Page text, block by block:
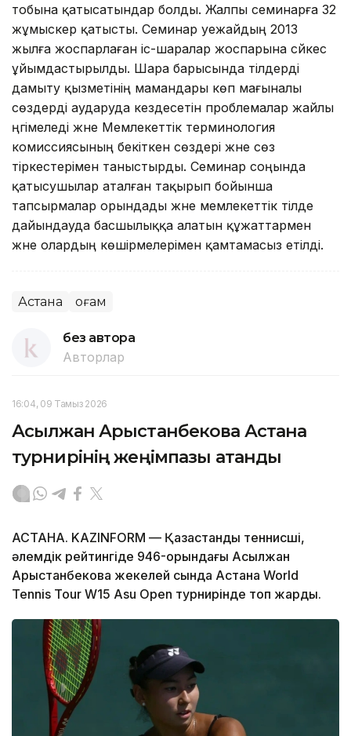
тобына қатысатындар болды. Жалпы семинарға 32
жұмыскер қатысты. Семинар әуежайдың 2013
жылға жоспарлаған іс-шаралар жоспарына сәйкес
ұйымдастырылды. Шара барысында тілдерді
дамыту қызметінің мамандары көп мағыналы
сөздерді аударуда кездесетін проблемалар жайлы
әңгімеледі және Мемлекеттік терминология
комиссиясының бекіткен сөздері және сөз
тіркестерімен таныстырды. Семинар соңында
қатысушылар аталған тақырып бойынша
тапсырмалар орындады және мемлекеттік тілде
дайындауда басшылыққа алатын құжаттармен
және олардың көшірмелерімен қамтамасыз етілді.
Астана Қоғам
без автора
Авторлар
16:04, 09 Тамыз 2026
Асылжан Арыстанбекова Астана
турнирінің жеңімпазы атанды
АСТАНА. KAZINFORM — Қазақстандық теннисші,
әлемдік рейтингіде 946-орындағы Асылжан
Арыстанбекова жекелей сында Астана World
Tennis Tour W15 Asu Open турнирінде топ жарды.